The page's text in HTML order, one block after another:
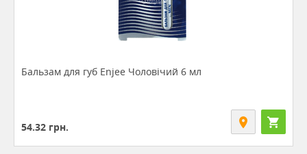
Бальзам для губ Enjee Чоловічий 6 мл
54.32 грн.